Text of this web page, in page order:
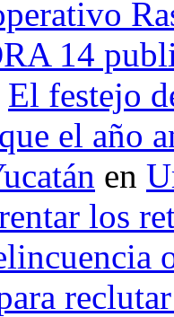
14
El festejo
el año
en
los